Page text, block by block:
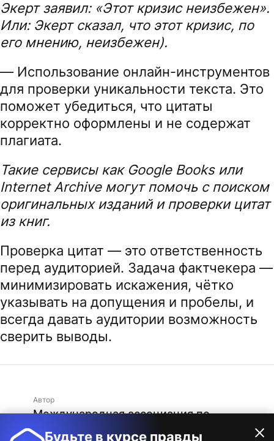
Будьте в курсе правды
Экерт заявил: «Этот кризис неизбежен».
Или: Экерт сказал, что этот кризис, по
его мнению, неизбежен).
— Использование онлайн-инструментов
для проверки уникальности текста. Это
поможет убедиться, что цитаты
корректно оформлены и не содержат
плагиата.
Такие сервисы как Google Books или
Internet Archive могут помочь с поиском
оригинальных изданий и проверки цитат
из книг.
Проверка цитат — это ответственность
перед аудиторией. Задача фактчекера —
минимизировать искажения, чётко
указывать на допущения и пробелы, и
всегда давать аудитории возможность
сверить выводы.
Автор
Международная ассоциация по
фактчекингу